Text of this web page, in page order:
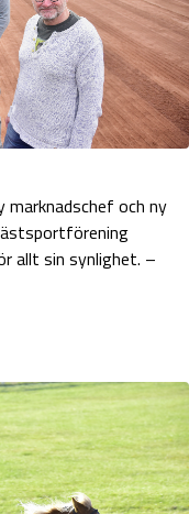
marknadschef och ny
allt sin synlighet. –